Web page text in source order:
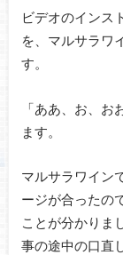
ビデオのインス
を、マルサラワ
す。
「ああ、お、
ます。
マルサラワイン
ージが合ったの
ことが分かりま
事の途中の口直